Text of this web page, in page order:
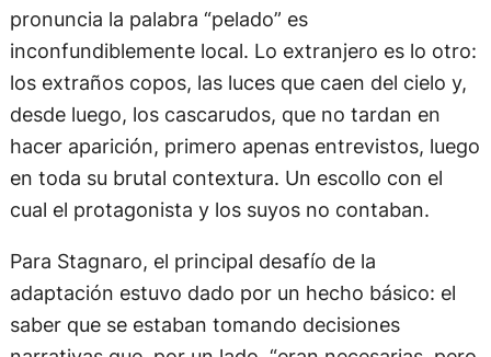
pronuncia la palabra “pelado” es
inconfundiblemente local. Lo extranjero es lo otro:
los extraños copos, las luces que caen del cielo y,
desde luego, los cascarudos, que no tardan en
hacer aparición, primero apenas entrevistos, luego
en toda su brutal contextura. Un escollo con el
cual el protagonista y los suyos no contaban.
Para Stagnaro, el principal desafío de la
adaptación estuvo dado por un hecho básico: el
saber que se estaban tomando decisiones